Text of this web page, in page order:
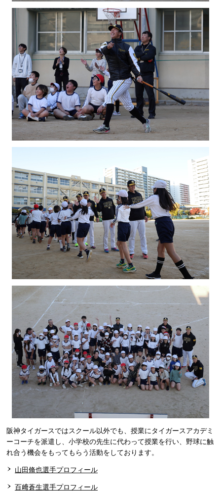
阪神タイガースではスクール以外でも、授業にタイガースアカデミ
ーコーチを派遣し、小学校の先生に代わって授業を行い、野球に触
れ合う機会をもってもらう活動をしております。
山田脩也選手プロフィール
百﨑蒼生選手プロフィール